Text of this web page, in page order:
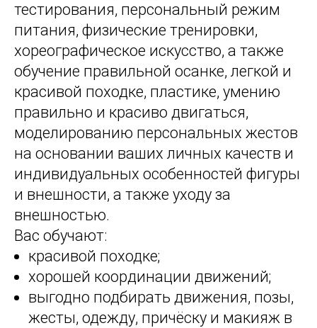
тестирования, персональный режим
питания, физические тренировки,
хореографическое искусство, а также
обучение правильной осанке, легкой и
красивой походке, пластике, умению
правильно и красиво двигаться,
моделированию персональных жестов
на основании ваших личных качеств и
индивидуальных особенностей фигуры
и внешности, а также уходу за
внешностью.
Вас обучают:
красивой походке;
хорошей координации движений;
выгодно подбирать движения, позы,
жесты, одежду, причёску и макияж в